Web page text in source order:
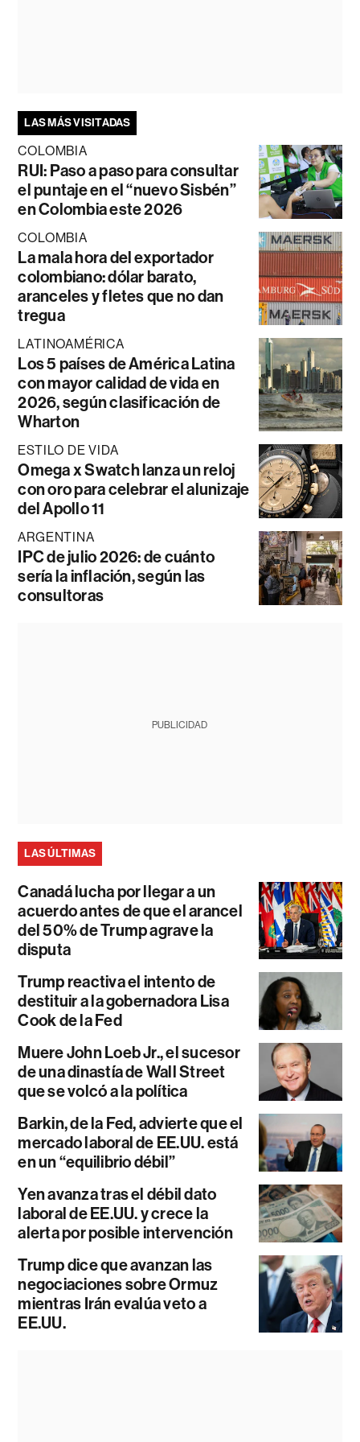
LAS MÁS VISITADAS
COLOMBIA
RUI: Paso a paso para consultar
el puntaje en el “nuevo Sisbén”
en Colombia este 2026
COLOMBIA
La mala hora del exportador
colombiano: dólar barato,
aranceles y fletes que no dan
tregua
LATINOAMÉRICA
Los 5 países de América Latina
con mayor calidad de vida en
2026, según clasificación de
Wharton
ESTILO DE VIDA
Omega x Swatch lanza un reloj
con oro para celebrar el alunizaje
del Apollo 11
ARGENTINA
IPC de julio 2026: de cuánto
sería la inflación, según las
consultoras
PUBLICIDAD
LAS ÚLTIMAS
Canadá lucha por llegar a un
acuerdo antes de que el arancel
del 50% de Trump agrave la
disputa
Trump reactiva el intento de
destituir a la gobernadora Lisa
Cook de la Fed
Muere John Loeb Jr., el sucesor
de una dinastía de Wall Street
que se volcó a la política
Barkin, de la Fed, advierte que el
mercado laboral de EE.UU. está
en un “equilibrio débil”
Yen avanza tras el débil dato
laboral de EE.UU. y crece la
alerta por posible intervención
Trump dice que avanzan las
negociaciones sobre Ormuz
mientras Irán evalúa veto a
EE.UU.